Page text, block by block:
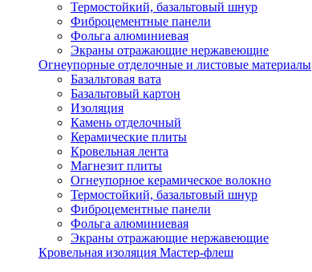
Термостойкий, базальтовый шнур
Фиброцементные панели
Фольга алюминиевая
Экраны отражающие нержавеющие
Огнеупорные отделочные и листовые материалы
Базальтовая вата
Базальтовый картон
Изоляция
Камень отделочный
Керамические плиты
Кровельная лента
Магнезит плиты
Огнеупорное керамическое волокно
Термостойкий, базальтовый шнур
Фиброцементные панели
Фольга алюминиевая
Экраны отражающие нержавеющие
Кровельная изоляция Мастер-флеш